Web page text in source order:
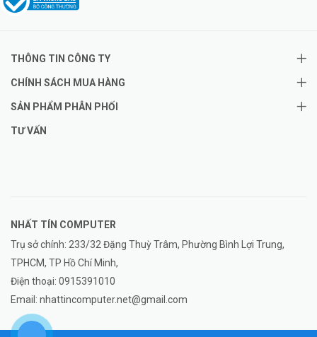
THÔNG TIN CÔNG TY
CHÍNH SÁCH MUA HÀNG
SẢN PHẨM PHÂN PHỐI
TƯ VẤN
NHẤT TÍN COMPUTER
Trụ sở chính: 233/32 Đặng Thuỳ Trâm, Phường Bình Lợi Trung,
TPHCM, TP Hồ Chí Minh,
Điện thoại: 0915391010
Email: nhattincomputer.net@gmail.com